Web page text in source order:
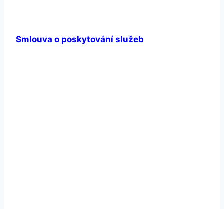
Smlouva o poskytování služeb